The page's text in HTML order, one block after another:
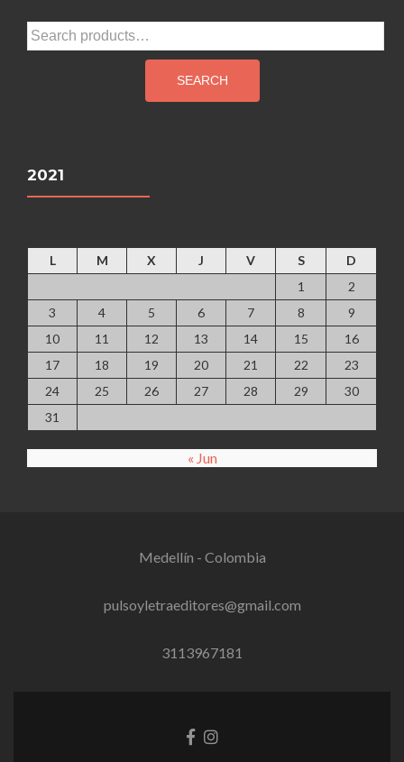
Search
for:
SEARCH
2021
L M X J V S
D
1
2
3
4 5 6 7 8
9
10
11 12 13 14 15
16
17
18 19 20 21 22
23
24
25 26 27 28 29
30
31
« Jun
Medellín - Colombia
pulsoyletraeditores@gmail.com
3113967181
Facebook
link
Instagram